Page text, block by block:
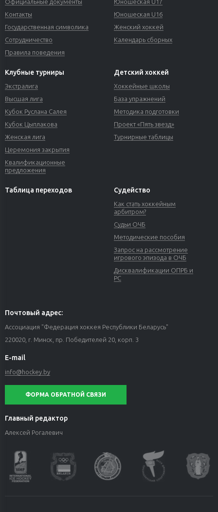
Официальные документы
Контакты
Государственная символика
Сотрудничество
Правила поведения
Юношеская U17
Юношеская U16
Женский хоккей
Календарь сборных
Клубные турниры
Экстралига
Высшая лига
Кубок Руслана Салея
Кубок Цыплакова
Женская лига
Церемония закрытия
Квалификационные
предложения
Детский хоккей
Хоккейные школы
База упражнений
Методика подготовки
Проект «Пять звезд»
Турнирные таблицы
Таблица переходов Судейство
Как стать хоккейным
арбитром?
Судьи ОЧБ
Методические пособия
Запрос на рассмотрение
игрового эпизода в ОЧБ
Дисквалификации ОПРБ и
РС
Почтовый адрес:
Ассоциация "Федерация хоккея Республики Беларусь"
220020, г. Минск, пр. Победителей 20, корп. 3
E-mail
info@hockey.by
ФОРМА ОБРАТНОЙ СВЯЗИ
Главный редактор
Алексей Рогалевич